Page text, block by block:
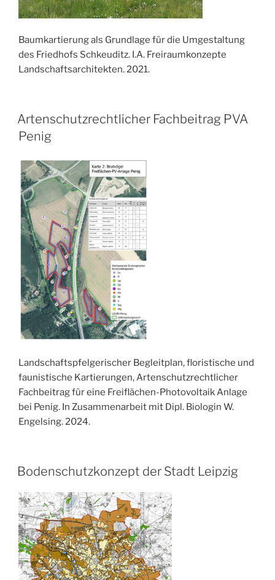
Baumkartierung als Grundlage für die Umgestaltung
des Friedhofs Schkeuditz. I.A. Freiraumkonzepte
Landschaftsarchitekten. 2021.
VERÖFFENTLICHT
AM
Artenschutzrechtlicher Fachbeitrag PVA
Penig
Landschaftspfelgerischer Begleitplan, floristische und
faunistische Kartierungen, Artenschutzrechtlicher
Fachbeitrag für eine Freiflächen-Photovoltaik Anlage
bei Penig. In Zusammenarbeit mit Dipl. Biologin W.
Engelsing. 2024.
VERÖFFENTLICHT
AM
Bodenschutzkonzept der Stadt Leipzig